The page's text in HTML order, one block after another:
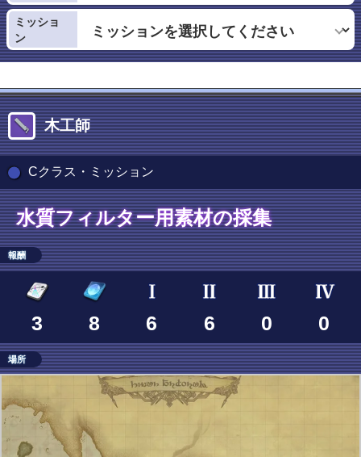
ミッショ
ン
木工師
Cクラス・ミッション
水質フィルター用素材の採集
報酬
3 8 6 6 0 0
場所